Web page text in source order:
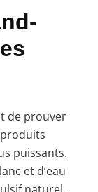
de prouver
puissants.
et d’eau
naturel.